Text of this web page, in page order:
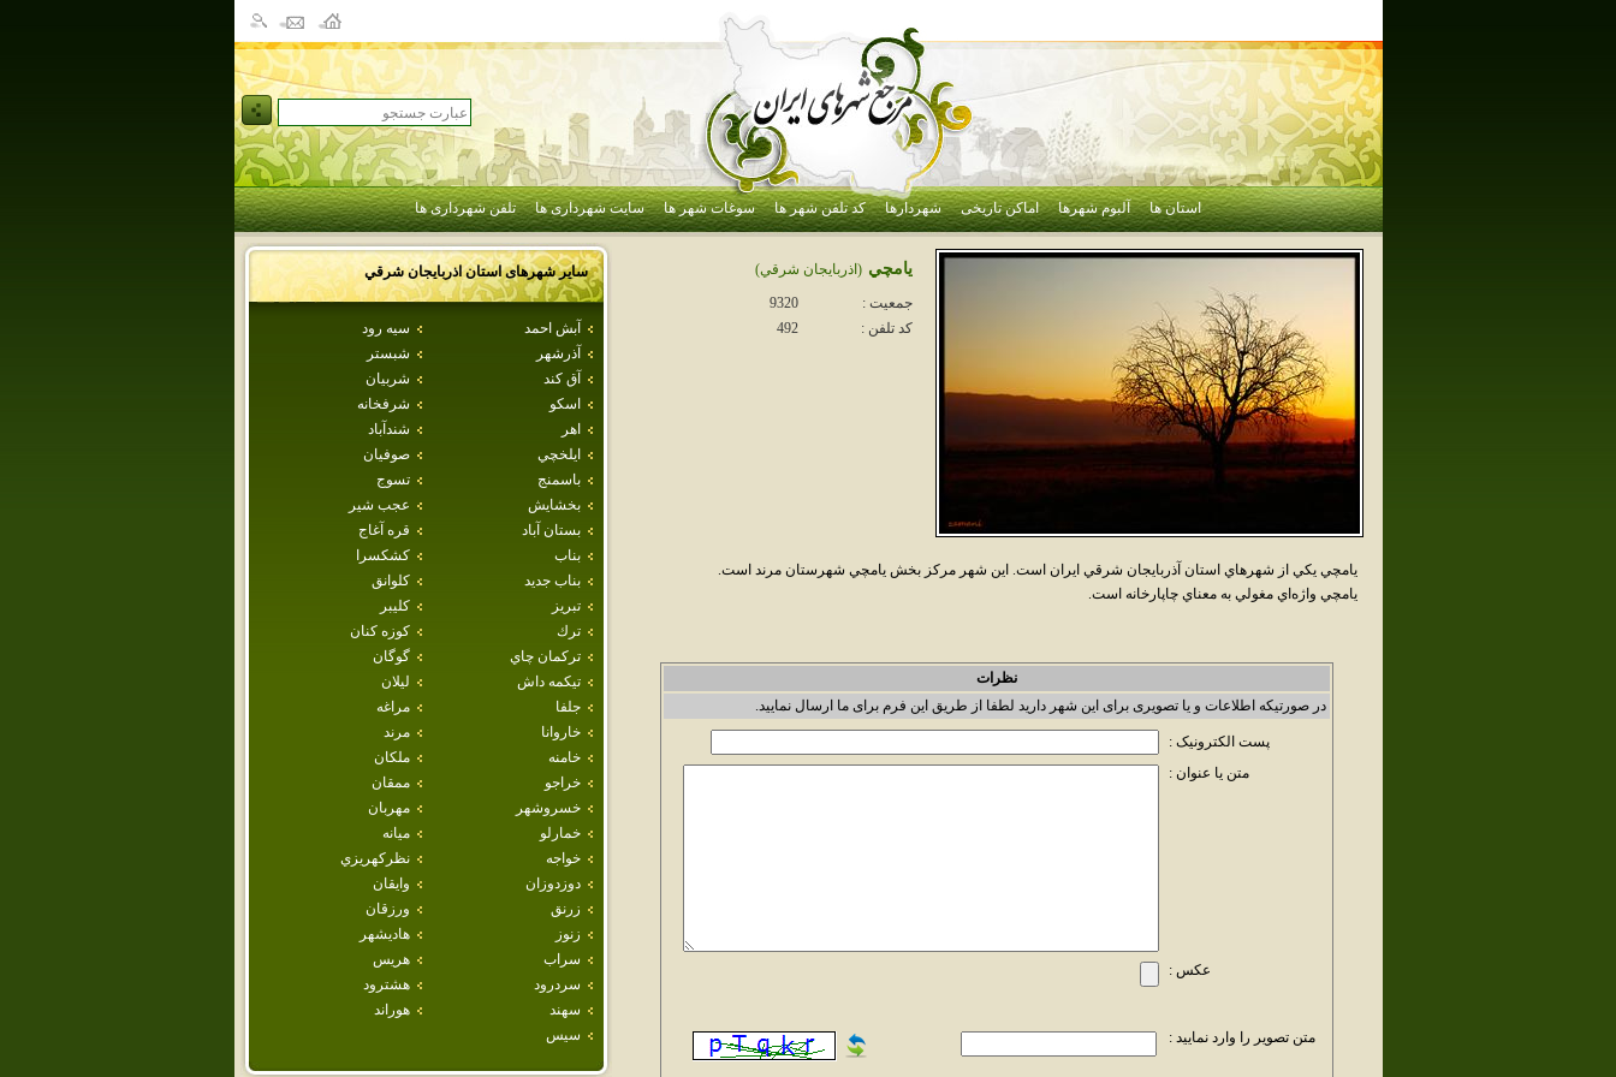
استان ها آلبوم شهرها اماکن تاریخی شهردارها کد تلفن شهر ها سوغات شهر ها سایت شهرداری ها تلفن شهرداری ها
سایر شهرهای استاناذربايجان شرقي
آبش احمد
سيه رود
آذرشهر
شبستر
آق كند
شربيان
اسكو
شرفخانه
اهر
شندآباد
ايلخچي
صوفيان
باسمنج
تسوج
بخشايش
عجب شير
بستان آباد
قره آغاج
بناب
كشكسرا
بناب جديد
كلوانق
تبريز
كليبر
ترك
كوزه كنان
تركمان چاي
گوگان
تيكمه داش
ليلان
جلفا
مراغه
خاروانا
مرند
خامنه
ملكان
خراجو
ممقان
خسروشهر
مهربان
خمارلو
ميانه
خواجه
نظركهريزي
دوزدوزان
وايقان
زرنق
ورزقان
زنوز
هاديشهر
سراب
هريس
سردرود
هشترود
سهند
هوراند
سيس
يامچي (اذربايجان شرقي)
جمعیت :
9320
کد تلفن :
492
يامچي يکي از شهرهاي استان آذربايجان شرقي ايران است. اين شهر مرکز بخش يامچي شهرستان مرند است.
يامچي واژه‌اي مغولي به معناي چاپارخانه است.
نظرات
در صورتیکه اطلاعات و یا تصویری برای این شهر دارید لطفا از طریق این فرم برای ما ارسال نمایید.
پست الکترونیک :
متن یا عنوان :
عکس :
متن تصویر را وارد نمایید :